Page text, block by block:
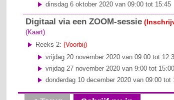
dinsdag 6 oktober 2020 van 09:00 tot 15:45
Digitaal via een ZOOM-sessie
(Kaart)
Reeks 2:(Voorbij)
vrijdag 20 november 2020 van 09:00 tot
vrijdag 27 november 2020 van 9:00 tot 15:00
donderdag 10 december 2020 van 09:00 tot